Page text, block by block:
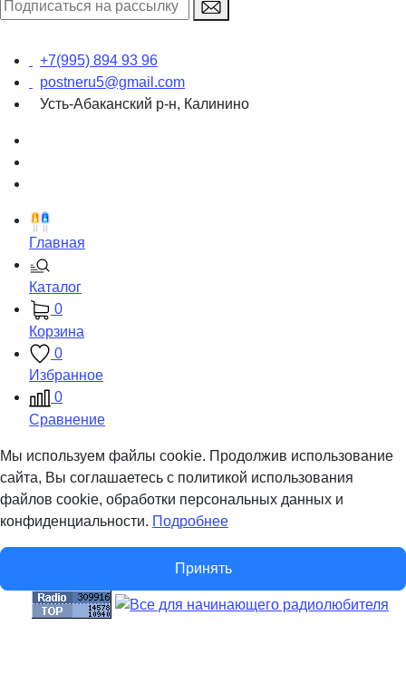
+7(995) 894 93 96
postneru5@gmail.com
Усть-Абаканский р-н, Калинино
Главная
Каталог
0
Корзина
0
Избранное
0
Сравнение
Мы используем файлы cookie. Продолжив использование
сайта, Вы соглашаетесь с политикой использования
файлов cookie, обработки персональных данных и
конфиденциальности. Подробнее
Принять